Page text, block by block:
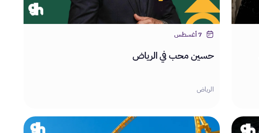
7 أغسطس
حسين محب في الرياض
الرياض